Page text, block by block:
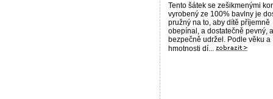
Tento šátek se zešikmenými
vyrobený ze 100% bavlny je
pružný na to, aby dítě příjemně
obepínal, a dostatečně pevný,
bezpečně udržel. Podle věku a
hmotnosti dí...